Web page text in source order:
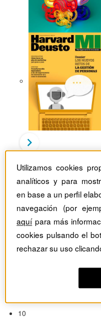
Revistas Harvard Deusto
Javier
Profesor y
Executive
Business de
10
Utilizamos cookies
analíticos y para
en base a un perfil
navegación (por
aquípara más
cookies pulsando el
rechazar su uso